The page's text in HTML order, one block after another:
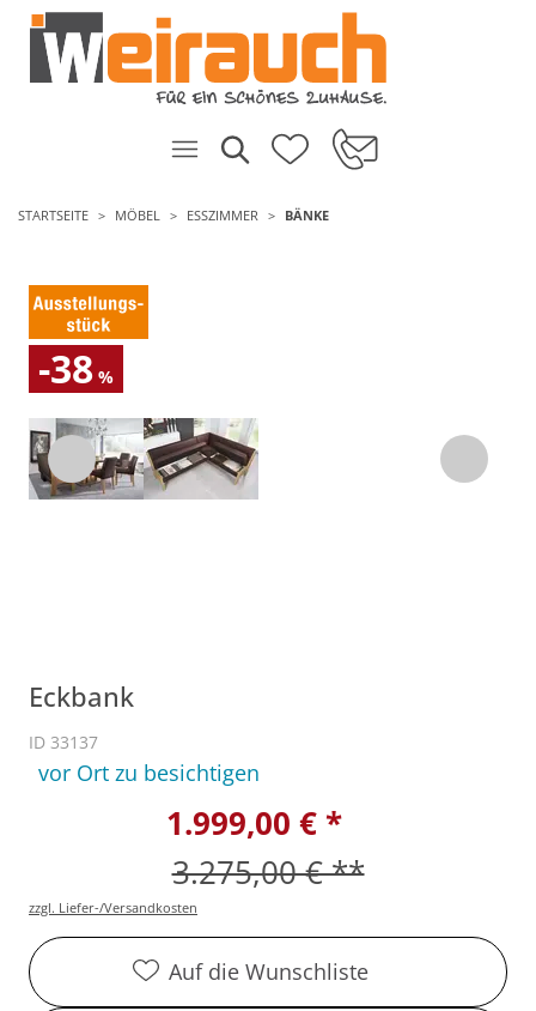
STARTSEITE MÖBEL ESSZIMMER BÄNKE
-38 %
Eckbank
ID 33137
vor Ort zu besichtigen
1.999,00 € *
3.275,00 € **
zzgl. Liefer-/Versandkosten
Auf die Wunschliste